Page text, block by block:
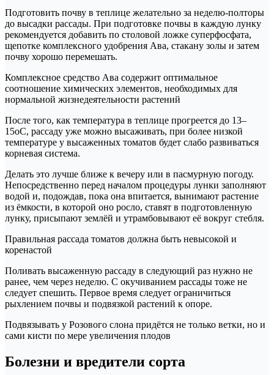
Подготовить почву в теплице желательно за неделю-полторы
до высадки рассады. При подготовке почвы в каждую лунку
рекомендуется добавить по столовой ложке суперфосфата,
щепотке комплексного удобрения Ава, стакану золы и затем
почву хорошо перемешать.
Комплексное средство Ава содержит оптимальное
соотношение химических элементов, необходимых для
нормальной жизнедеятельности растений
После того, как температура в теплице прогреется до 13–
15оС, рассаду уже можно высаживать, при более низкой
температуре у высаженных томатов будет слабо развиваться
корневая система.
Делать это лучше ближе к вечеру или в пасмурную погоду.
Непосредственно перед началом процедуры лунки заполняют
водой и, подождав, пока она впитается, вынимают растение
из ёмкости, в которой оно росло, ставят в подготовленную
лунку, присыпают землёй и утрамбовывают её вокруг стебля.
Правильная рассада томатов должна быть невысокой и
коренастой
Поливать высаженную рассаду в следующий раз нужно не
ранее, чем через неделю. С окучиванием рассады тоже не
следует спешить. Первое время следует ограничиться
рыхлением почвы и подвязкой растений к опоре.
Подвязывать у Розового слона придётся не только ветки, но и
сами кисти по мере увеличения плодов
Болезни и вредители сорта